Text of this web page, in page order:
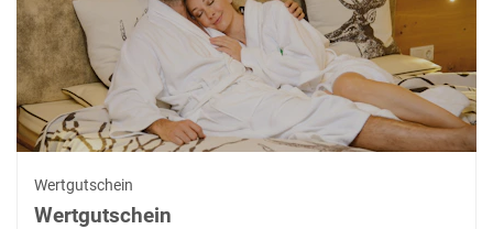
Wertgutschein
Wertgutschein